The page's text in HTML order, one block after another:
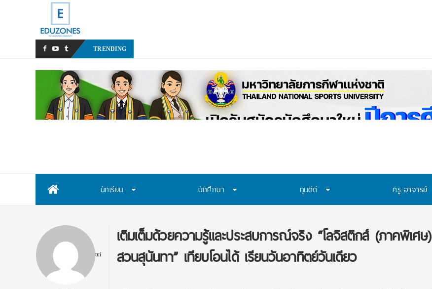
TRENDING
นักเรียน นักศึกษา ทุนดีดี ครู-อาจารย์
tui
เติมเต็มด้วยความรู้และประสบการณ์จริง “โลจิสติกส์ (ภาคพิเศษ)
สวนสุนันทา” เทียบโอนได้ เรียนวันอาทิตย์วันเดียว